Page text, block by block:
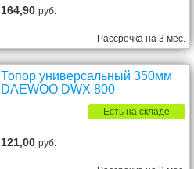
164,90руб.
Рассрочка на 3 мес.
Топор универсальный 350мм
DAEWOO DWX 800
Есть на складе
121,00руб.